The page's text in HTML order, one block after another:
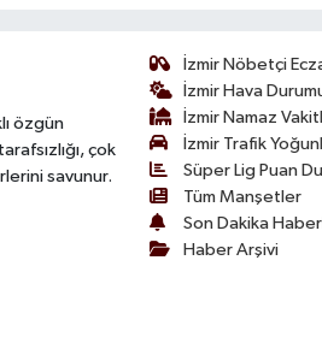
özgün
çok
savunur.
İzmir Nöbetçi
İzmir Hava
İzmir Namaz
İzmir Trafik
Süper Lig Puan
Tüm Manşetler
Son Dakika
Haber Arşivi